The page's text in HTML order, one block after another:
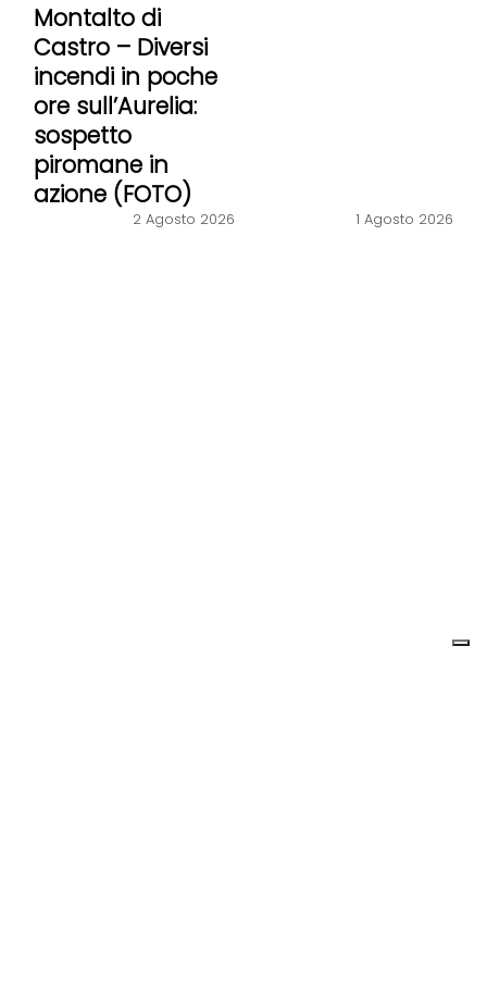
Montalto di
Castro – Diversi
incendi in poche
ore sull’Aurelia:
sospetto
piromane in
azione (FOTO)
2 Agosto 2026 1 Agosto 2026